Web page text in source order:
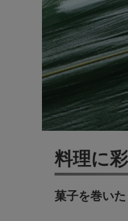
料理に
菓子を巻い